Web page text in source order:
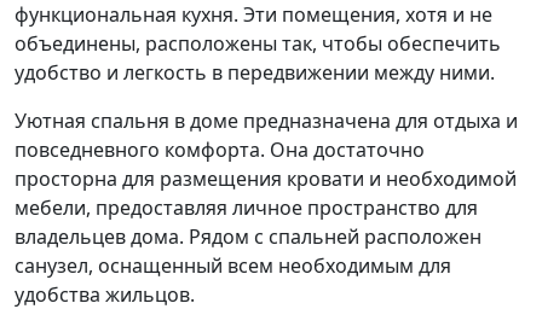
функциональная кухня. Эти помещения, хотя и не
объединены, расположены так, чтобы обеспечить
удобство и легкость в передвижении между ними.
Уютная спальня в доме предназначена для отдыха и
повседневного комфорта. Она достаточно
просторна для размещения кровати и необходимой
мебели, предоставляя личное пространство для
владельцев дома. Рядом с спальней расположен
санузел, оснащенный всем необходимым для
удобства жильцов.